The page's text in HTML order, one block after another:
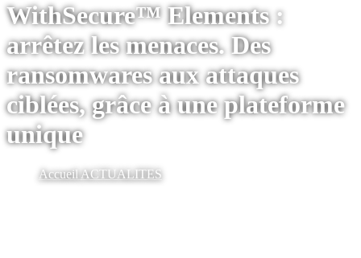
WithSecure™ Elements :
arrêtez les menaces. Des
ransomwares aux attaques
ciblées, grâce à une plateforme
unique
AccueilACTUALITES